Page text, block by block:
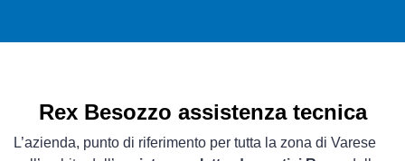
Rex Besozzo assistenza tecnica
L’azienda, punto di riferimento per tutta la zona di Varese